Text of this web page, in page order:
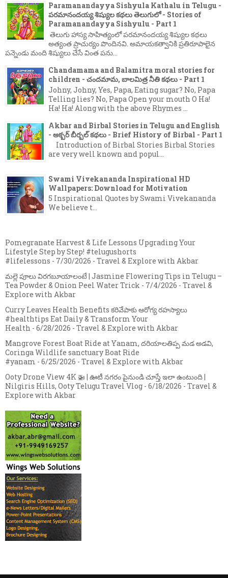
Paramanandayya Sishyula Kathalu in Telugu -
పరమానందయ్య శిష్యుల కథలు తెలుగులో - Stories of
Paramanandayya Sishyulu - Part 1
తెలుగు హాస్య సాహిత్యంలో పరమానందయ్య శిష్యుల కథలు
అత్యంత ప్రాచుర్యం పొందినవి. అమాయకత్వానికి ప్రతిరూపాలైన
పన్నెండు మంది శిష్యులు చేసే వింత పను...
Chandamama and Balamitra moral stories for
children - చందమామ, బాలమిత్ర నీతి కథలు - Part 1
Johny, Johny, Yes, Papa, Eating sugar? No, Papa
Telling lies? No, Papa Open your mouth O Ha!
Ha! Ha! Along with the above Rhymes ...
Akbar and Birbal Stories in Telugu and English
- అక్బర్ బీర్బల్ కథలు - Brief History of Birbal - Part 1
Introduction of Birbal Stories Birbal Stories
are very well known and popul...
Swami Vivekananda Inspirational HD
Wallpapers: Download for Motivation
5 Inspirational Quotes by Swami Vivekananda
We believe t...
Pomegranate Harvest & Life Lessons Upgrading Your
Lifestyle Step by Step! #telugushorts
#lifelessons - 7/30/2026 - Travel & Explore with Akbar
మల్లె పూలు విరగబూయాలంటే | Jasmine Flowering Tips in Telugu –
Tea Powder & Onion Peel Water Trick - 7/4/2026 - Travel &
Explore with Akbar
Curry Leaves Health Benefits కరివేపాకు ఆరోగ్య రహస్యాలు
#healthtips Eat Daily & Transform Your
Health - 6/28/2026 - Travel & Explore with Akbar
Mangrove Forest Boat Ride at Yanam, దరియాలతిప్ప మడ అడవి,
Coringa Wildlife sanctuary Boat Ride
#yanam - 6/25/2026 - Travel & Explore with Akbar
Ooty Drone View 4K 🚁 | ఊటీ నగరం పైనుండి చూస్తే ఇలా ఉంటుంది |
Nilgiris Hills, Ooty Telugu Travel Vlog - 6/18/2026 - Travel &
Explore with Akbar